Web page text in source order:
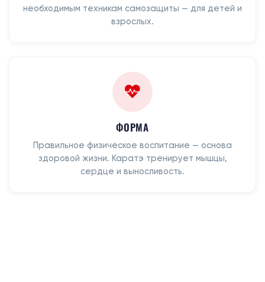
необходимым техникам самозащиты — для детей и
взрослых.
ФОРМА
Правильное физическое воспитание — основа
здоровой жизни. Каратэ тренирует мышцы,
сердце и выносливость.